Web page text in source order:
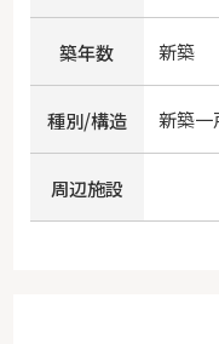
築年数 新築
種別/構造 新築
周辺施設